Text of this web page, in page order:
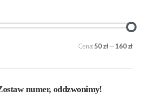
Cena:50 zł— 160 zł
numer, oddzwonimy!